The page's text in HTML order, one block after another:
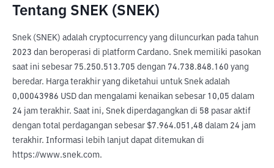
Tentang SNEK (SNEK)
Snek (SNEK) adalah cryptocurrency yang diluncurkan pada tahun
2023 dan beroperasi di platform Cardano. Snek memiliki pasokan
saat ini sebesar 75.250.513.705 dengan 74.738.848.160 yang
beredar. Harga terakhir yang diketahui untuk Snek adalah
0,00043986 USD dan mengalami kenaikan sebesar 10,05 dalam
24 jam terakhir. Saat ini, Snek diperdagangkan di 58 pasar aktif
dengan total perdagangan sebesar $7.964.051,48 dalam 24 jam
terakhir. Informasi lebih lanjut dapat ditemukan di
https://www.snek.com.